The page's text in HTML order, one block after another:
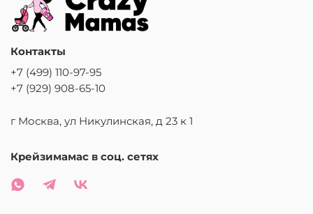
Контакты
+7 (499) 110-97-95
+7 (929) 908-65-10
г Москва, ул Никулинская, д 23 к 1
Крейзимамас в соц. сетях